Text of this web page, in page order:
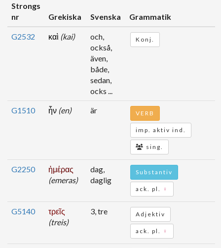
Strongs
nr
Grekiska Svenska Grammatik
G2532 καὶ (kai)
och,
också,
även,
både,
sedan,
ocks ...
Konj.
G1510 ἦν (en) är VERB
imp. aktiv ind.
sing.
G2250
ἡμέρας
(emeras)
dag,
daglig
Substantiv
ack. pl. ♀
G5140
τρεῖς
(treis)
3, tre Adjektiv
ack. pl. ♀